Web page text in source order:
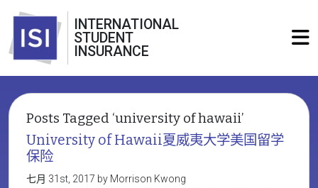
INTERNATIONAL
STUDENT
INSURANCE
Posts Tagged ‘university of hawaii’
University of Hawaii夏威夷大学美国留学
保险
七月 31st, 2017 by Morrison Kwong